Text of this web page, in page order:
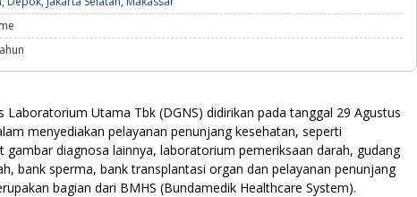
Laboratorium Utama Tbk (DGNS) didirikan pada tanggal 29 Agustus
menyediakan pelayanan penunjang kesehatan, seperti
diagnosa lainnya, laboratorium pemeriksaan darah, gudang
bank sperma, bank transplantasi organ dan pelayanan penunjang
bagian dari BMHS (Bundamedik Healthcare System).